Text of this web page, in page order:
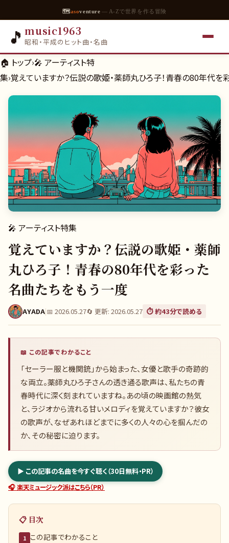
🗺asoventure — A-Zで世界を作る冒険
🎵 music1963
昭和・平成のヒット曲・名曲
🏠 トップ›🎤 アーティスト特
集›覚えていますか？伝説の歌姫・薬師丸ひろ子！青春の80年代を
🎤 アーティスト特集
覚えていますか？伝説の歌姫・薬師
丸ひろ子！青春の80年代を彩った
名曲たちをもう一度
AYADA|📅 2026.05.27🔄 更新: 2026.05.27 ⏱️ 約43分で読める
📖 この記事でわかること
「セーラー服と機関銃」から始まった、女優と歌手の奇跡的
な両立。薬師丸ひろ子さんの透き通る歌声は、私たちの青
春時代に深く刻まれていますね。あの頃の映画館の熱気
と、ラジオから流れる甘いメロディを覚えていますか？彼女
の歌声が、なぜあれほどまでに多くの人々の心を掴んだの
か、その秘密に迫ります。
▶ この記事の名曲を今すぐ聴く（30日無料・PR）
🎧 楽天ミュージック派はこちら（PR）
📋 目次
1 この記事でわかること